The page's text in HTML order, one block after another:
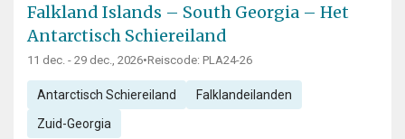
Falkland Islands – South Georgia – Het
Antarctisch Schiereiland
11 dec. - 29 dec., 2026•Reiscode: PLA24-26
Antarctisch Schiereiland Falklandeilanden
Zuid-Georgia